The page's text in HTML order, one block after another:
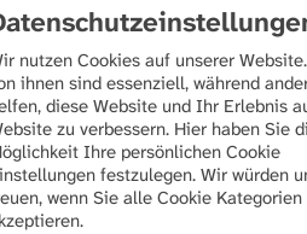
nutzen Cookies auf unserer
ihnen sind essenziell, während
diese Website und Ihr Erlebnis
zu verbessern. Hier haben Sie
Ihre persönlichen Cookie
festzulegen.Wir würden
wenn Sie alle Cookie Kategorien
mit
aus den